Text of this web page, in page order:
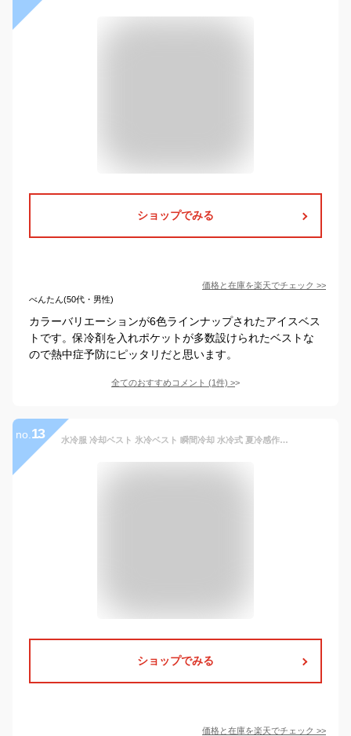
ショップでみる
価格と在庫を楽天でチェック >>
べんたん(50代・男性)
カラーバリエーションが6色ラインナップされたアイスベス
トです。保冷剤を入れポケットが多数設けられたベストな
ので熱中症予防にピッタリだと思います。
全てのおすすめコメント (1件) >
no. 13 水冷服 冷却ベスト 氷冷ベスト 瞬間冷却 水冷式 夏冷感作業服 冷却服ワークウェア 軽量 夏 通気性 釣り 登山 アウトドア 屋外 倉庫内作業 男女兼用 クールベスト 暑さ対策 熱中症対策 節電対策 酷暑対策水ベストアイスフロー仕事服
ショップでみる
価格と在庫を楽天でチェック >>